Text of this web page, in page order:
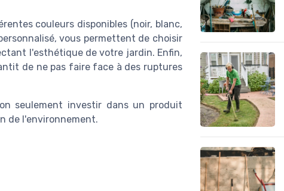
couleurs disponibles (noir, blanc,
vous permettent de choisir
l'esthétique de votre jardin. Enfin,
de ne pas faire face à des ruptures
seulement investir dans un produit
de l'environnement.